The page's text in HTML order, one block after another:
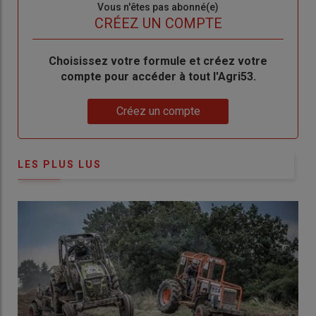
Vous n'êtes pas abonné(e)
CRÉEZ UN COMPTE
BodyChoisissez votre formule et créez votre
compte pour accéder à tout l'Agri53.
Créez un compte
LES PLUS LUS